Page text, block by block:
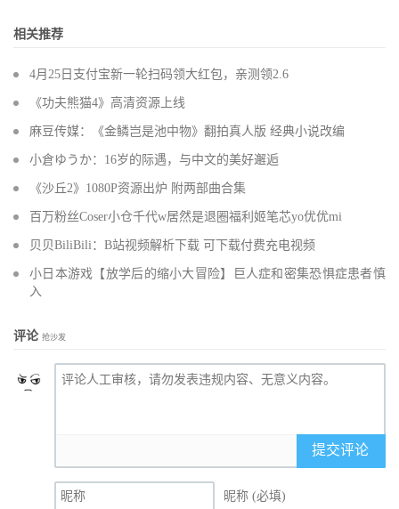
相关推荐
4月25日支付宝新一轮扫码领大红包，亲测领2.6
《功夫熊猫4》高清资源上线
麻豆传媒：《金鳞岂是池中物》翻拍真人版 经典小说改编
小倉ゆうか：16岁的际遇，与中文的美好邂逅
《沙丘2》1080P资源出炉 附两部曲合集
百万粉丝Coser小仓千代w居然是退圈福利姬笔芯yo优优mi
贝贝BiliBili：B站视频解析下载 可下载付费充电视频
小日本游戏【放学后的缩小大冒险】巨人症和密集恐惧症患者慎
入
评论 抢沙发
提交评论
昵称 (必填)